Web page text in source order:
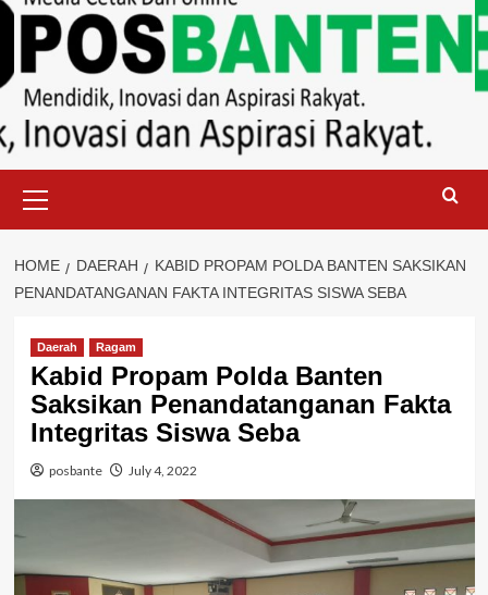
Menu
HOME DAERAH
KABID PROPAM POLDA BANTEN SAKSIKAN
PENANDATANGANAN FAKTA INTEGRITAS SISWA SEBA
Daerah Ragam
Kabid Propam Polda Banten
Saksikan Penandatanganan Fakta
Integritas Siswa Seba
posbante July 4, 2022